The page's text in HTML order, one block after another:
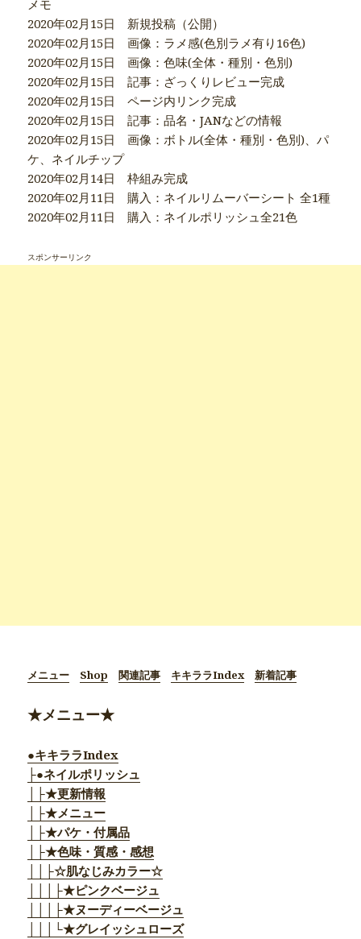
メモ
2020年02月15日 新規投稿（公開）
2020年02月15日 画像：ラメ感(色別ラメ有り16色)
2020年02月15日 画像：色味(全体・種別・色別)
2020年02月15日 記事：ざっくりレビュー完成
2020年02月15日 ページ内リンク完成
2020年02月15日 記事：品名・JANなどの情報
2020年02月15日 画像：ボトル(全体・種別・色別)、パ
ケ、ネイルチップ
2020年02月14日 枠組み完成
2020年02月11日 購入：ネイルリムーバーシート 全1種
2020年02月11日 購入：ネイルポリッシュ全21色
スポンサーリンク
メニュー Shop 関連記事 キキララIndex 新着記事
★メニュー★
●キキララIndex
├●ネイルポリッシュ
│├★更新情報
│├★メニュー
│├★パケ・付属品
│├★色味・質感・感想
││├☆肌なじみカラー☆
│││├★ピンクベージュ
│││├★ヌーディーベージュ
│││└★グレイッシュローズ